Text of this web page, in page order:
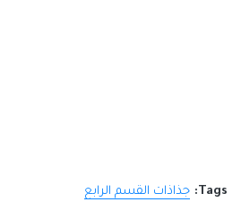
Tags: جذاذات القسم الرابع